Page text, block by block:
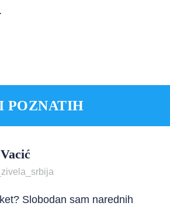
POZNATIH
Slobodan sam narednih